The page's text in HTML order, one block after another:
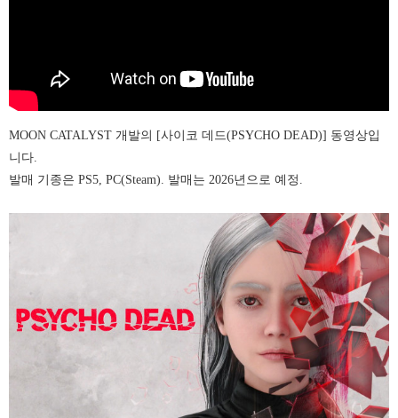
MOON CATALYST 개발의 [사이코 데드(PSYCHO DEAD)] 동영상입
니다.
발매 기종은 PS5, PC(Steam). 발매는 2026년으로 예정.